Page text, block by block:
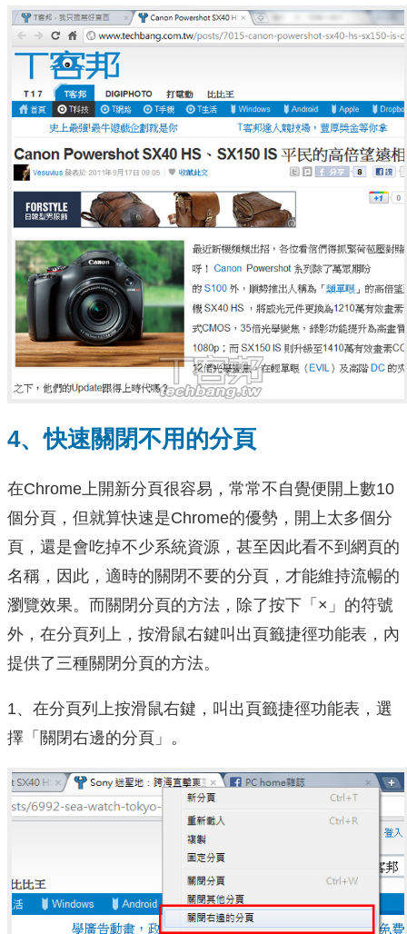
4、快速關閉不用的分頁
在Chrome上開新分頁很容易，常常不自覺便開上數10
個分頁，但就算快速是Chrome的優勢，開上太多個分
頁，還是會吃掉不少系統資源，甚至因此看不到網頁的
名稱，因此，適時的關閉不要的分頁，才能維持流暢的
瀏覽效果。而關閉分頁的方法，除了按下「×」的符號
外，在分頁列上，按滑鼠右鍵叫出頁籤捷徑功能表，內
提供了三種關閉分頁的方法。
1、在分頁列上按滑鼠右鍵，叫出頁籤捷徑功能表，選
擇「關閉右邊的分頁」。